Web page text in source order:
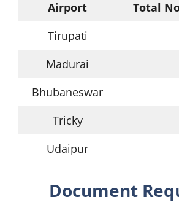
Airport
Total
Tirupati
Madurai
Bhubaneswar
Tricky
Udaipur
Document